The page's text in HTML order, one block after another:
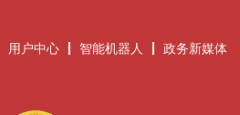
用户中心 智能机器人 政务新媒体